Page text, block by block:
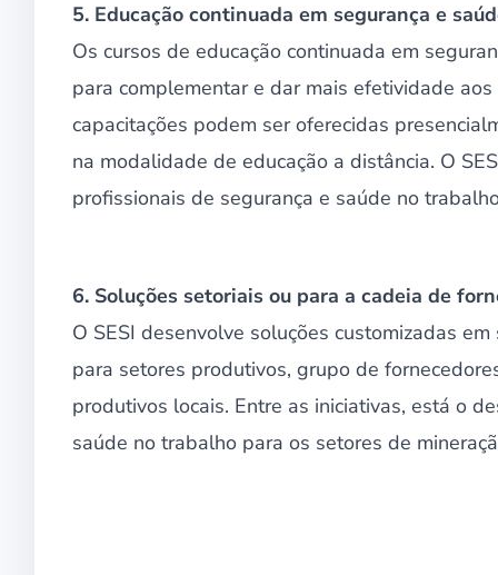
5. Educação continuada em segurança e
Os cursos de educação continuada em
para complementar e dar mais efetividade
capacitações podem ser oferecidas
na modalidade de educação a distância. O
profissionais de segurança e saúde no
6. Soluções setoriais ou para a cadeia de
O SESI desenvolve soluções customizadas
para setores produtivos, grupo de
produtivos locais. Entre as iniciativas, está o
saúde no trabalho para os setores de